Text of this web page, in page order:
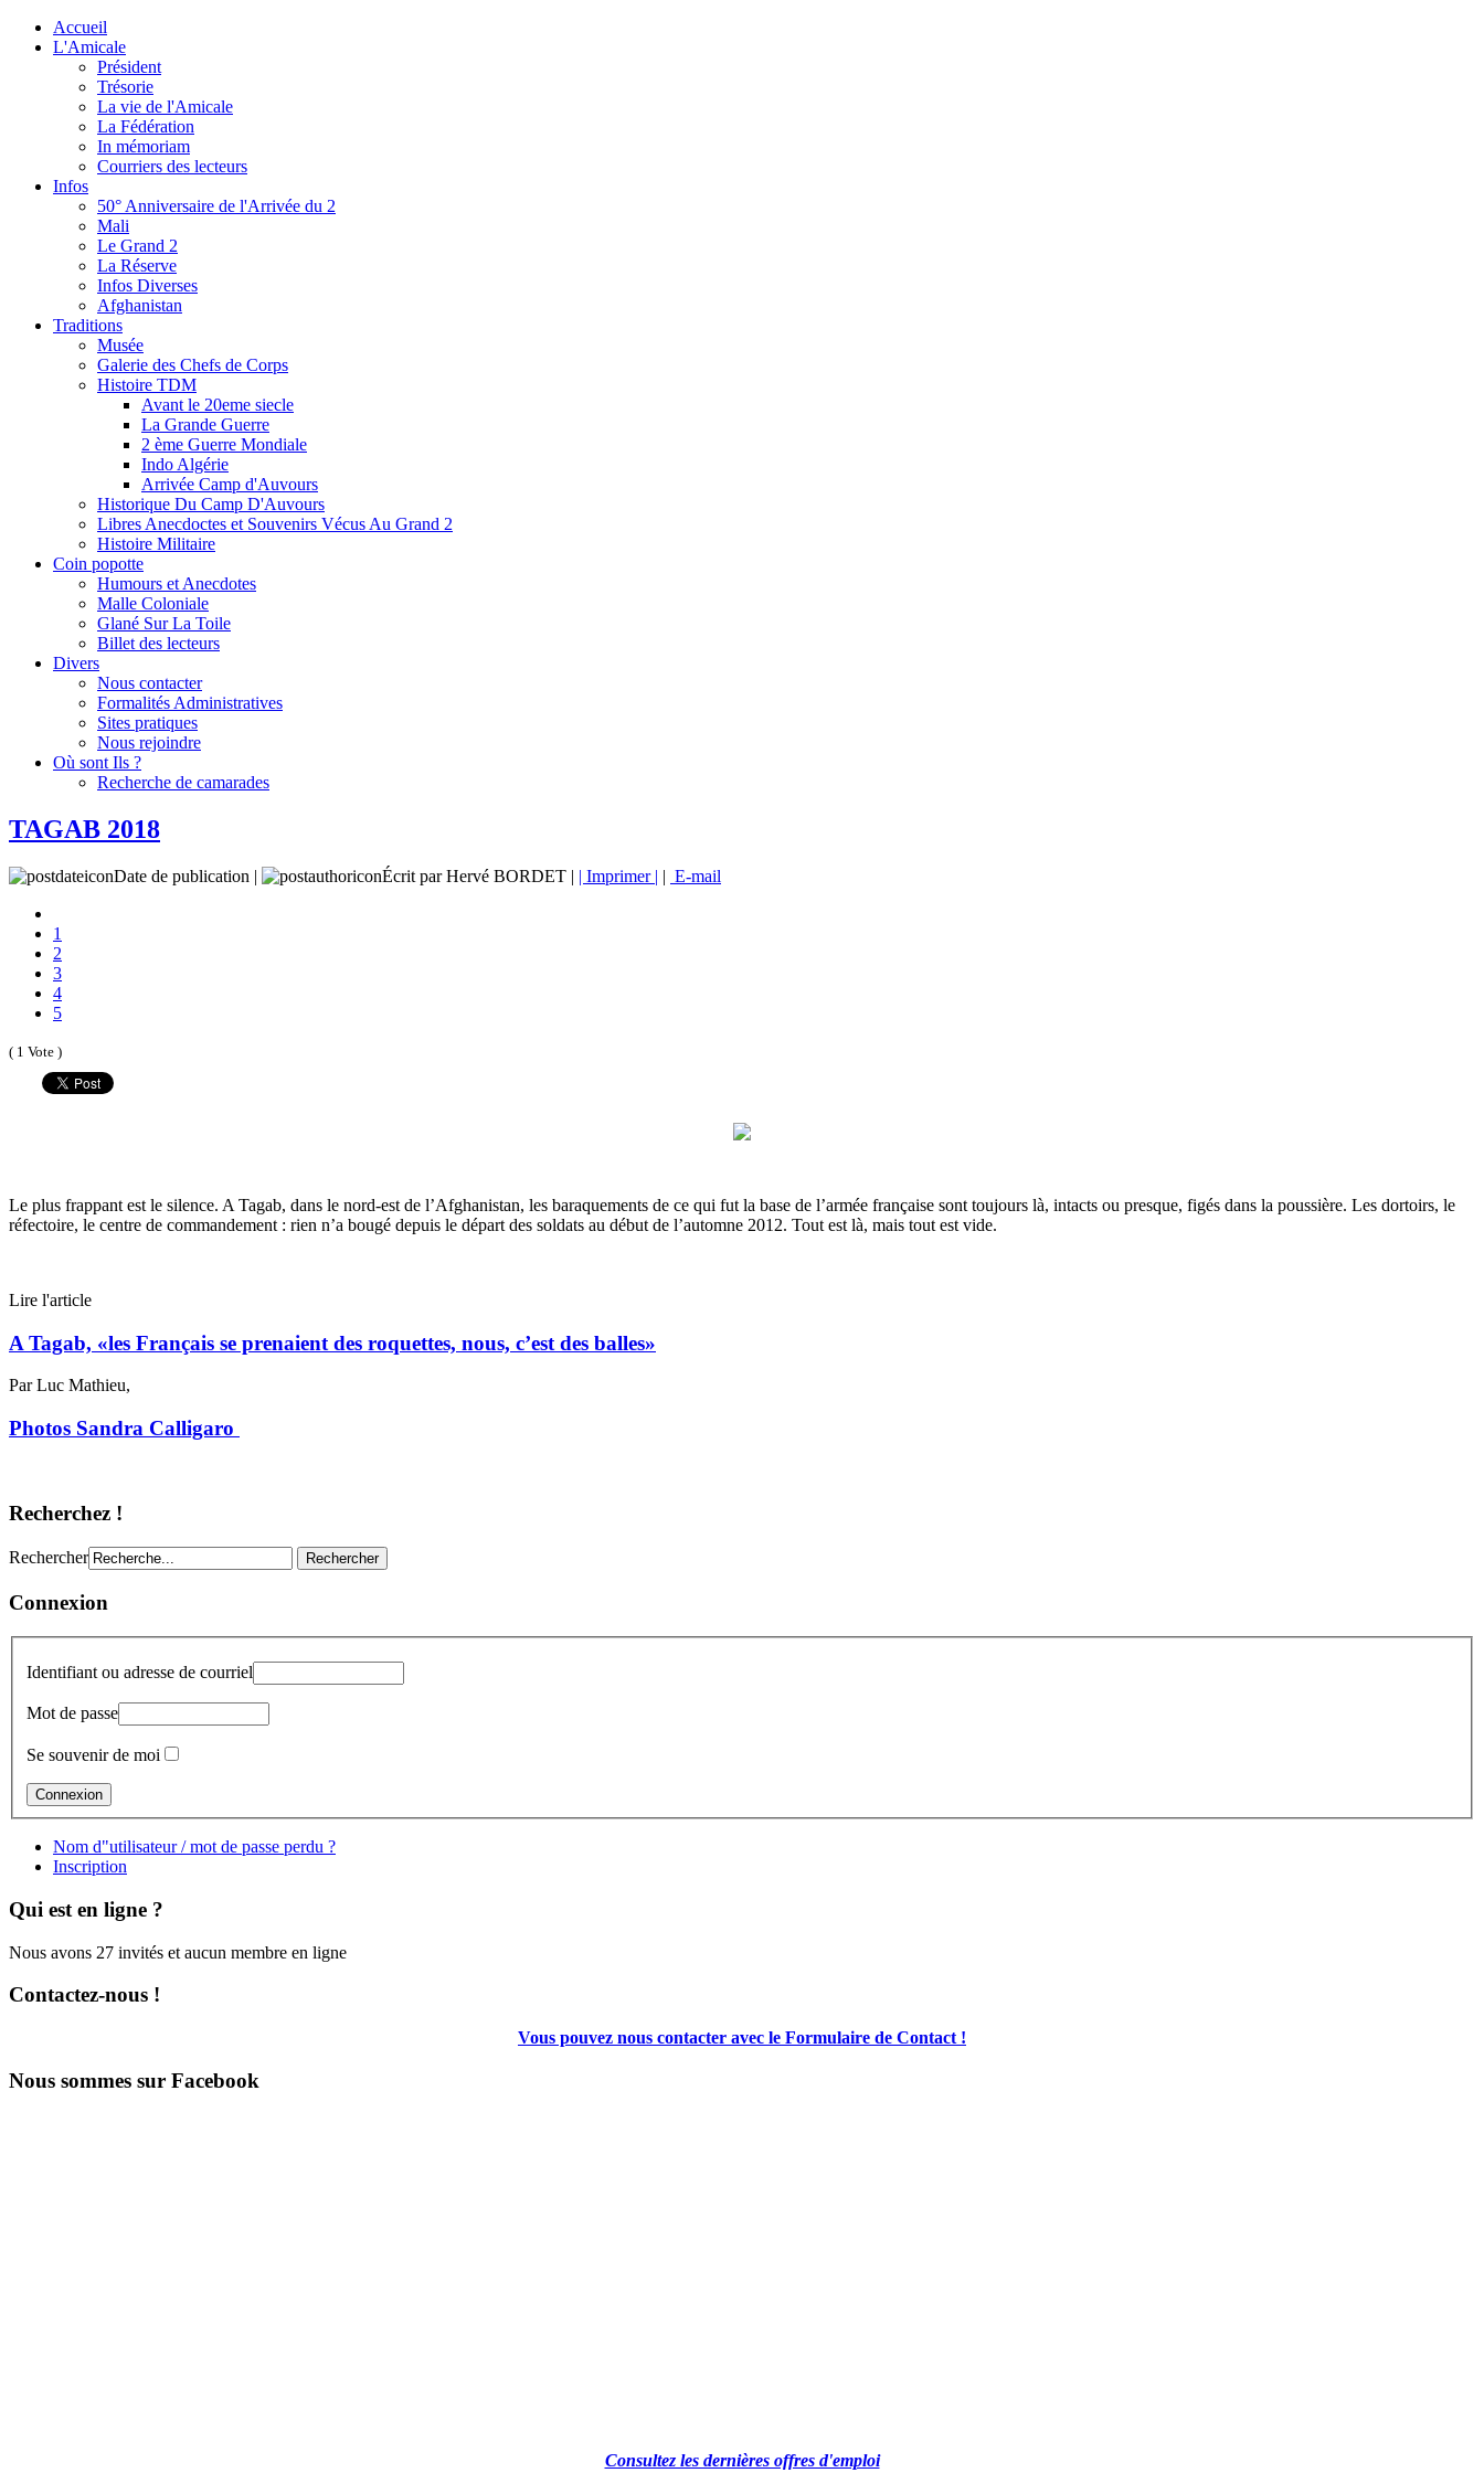
Accueil
L'Amicale
Président
Trésorie
La vie de l'Amicale
La Fédération
In mémoriam
Courriers des lecteurs
Infos
50° Anniversaire de l'Arrivée du 2
Mali
Le Grand 2
La Réserve
Infos Diverses
Afghanistan
Traditions
Musée
Galerie des Chefs de Corps
Histoire TDM
Avant le 20eme siecle
La Grande Guerre
2 ème Guerre Mondiale
Indo Algérie
Arrivée Camp d'Auvours
Historique Du Camp D'Auvours
Libres Anecdoctes et Souvenirs Vécus Au Grand 2
Histoire Militaire
Coin popotte
Humours et Anecdotes
Malle Coloniale
Glané Sur La Toile
Billet des lecteurs
Divers
Nous contacter
Formalités Administratives
Sites pratiques
Nous rejoindre
Où sont Ils ?
Recherche de camarades
TAGAB 2018
Date de publication | Écrit par Hervé BORDET | | Imprimer | | E-mail
1
2
3
4
5
( 1 Vote )
Le plus frappant est le silence. A Tagab, dans le nord-est de l’Afghanistan, les baraquements de ce qui fut la base de l’armée française sont toujours là, intacts ou presque, figés dans la poussière. Les dortoirs, le
réfectoire, le centre de commandement : rien n’a bougé depuis le départ des soldats au début de l’automne 2012. Tout est là, mais tout est vide.
Lire l'article
A Tagab, «les Français se prenaient des roquettes, nous, c’est des balles»
ParLuc Mathieu,
Photos Sandra Calligaro
Recherchez !
Rechercher
Connexion
Identifiant ou adresse de courriel
Mot de passe
Se souvenir de moi
Nom d"utilisateur / mot de passe perdu ?
Inscription
Qui est en ligne ?
Nous avons 27 invités et aucun membre en ligne
Contactez-nous !
Vous pouvez nous contacter avec le Formulaire de Contact !
Nous sommes sur Facebook
Consultez les dernières offres d'emploi